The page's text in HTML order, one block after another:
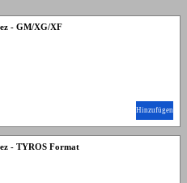
- GM/XG/XF
Hinzufügen
- TYROS Format